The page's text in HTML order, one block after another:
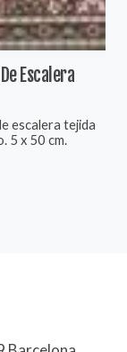
Escalera
escalera tejida
5 x 50 cm.